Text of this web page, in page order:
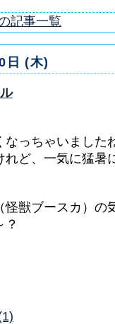
記事一覧
日 (木)
なっちゃいました
れど、一気に猛暑
怪獣ブースカ）の
？